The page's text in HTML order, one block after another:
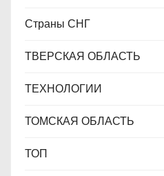
Страны СНГ
ТВЕРСКАЯ ОБЛАСТЬ
ТЕХНОЛОГИИ
ТОМСКАЯ ОБЛАСТЬ
ТОП